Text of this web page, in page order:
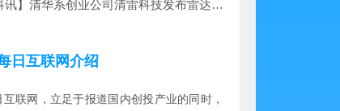
【科讯】清华系创业公司清雷科技发布雷达入侵存在感知方案
日互联网介绍
互联网，立足于报道国内创投产业的同时，